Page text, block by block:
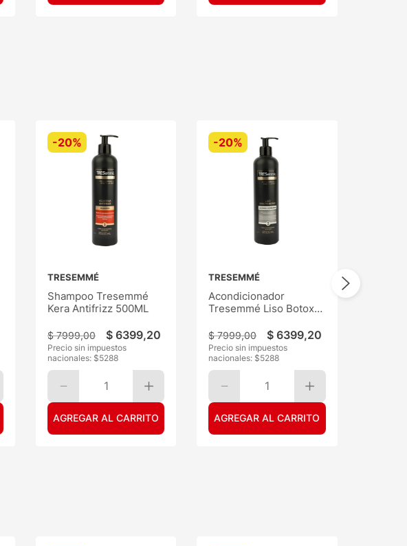
-20%
TRESEMMÉ
Shampoo Tresemmé
Kera Antifrizz 500ML
$ 7999,00 $ 6399,20
Precio sin impuestos
nacionales: $5288
1
AGREGAR AL CARRITO
-20%
TRESEMMÉ
Acondicionador
Tresemmé Liso Botox
$ 7999,00 $ 6399,20
Precio sin impuestos
nacionales: $5288
1
AGREGAR AL CARRITO